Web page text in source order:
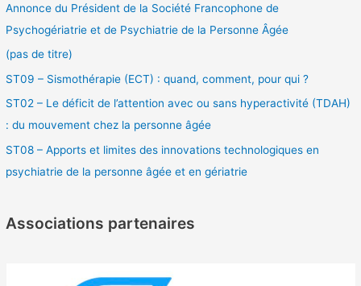
Annonce du Président de la Société Francophone de
Psychogériatrie et de Psychiatrie de la Personne Âgée
(pas de titre)
ST09 – Sismothérapie (ECT) : quand, comment, pour qui ?
ST02 – Le déficit de l’attention avec ou sans hyperactivité (TDAH)
: du mouvement chez la personne âgée
ST08 – Apports et limites des innovations technologiques en
psychiatrie de la personne âgée et en gériatrie
Associations partenaires